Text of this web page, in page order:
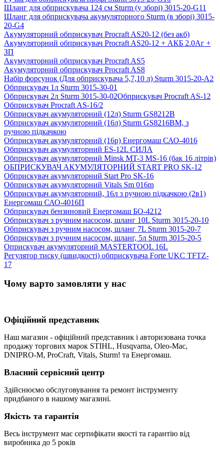
Шланг для обприскувача 124 см Sturm (у зборі) 3015-20-G11
Шланг для обприскувача акумуляторного Sturm (в зборі) 3015-
20-G4
Акумуляторний обприскувач Procraft AS20-12 (без акб)
Акумуляторний обприскувач Procraft AS20-12 + АКБ 2.0Аг +
ЗП
Акумуляторний обприскувач Procraft AS5
Акумуляторний обприскувач Procraft AS8
Набір форсунок (Для обприскувача 5,7,10 л) Sturm 3015-20-A2
Обприскувач 1л Sturm 3015-30-01
Обприскувач 2л Sturm 3015-30-02Обприскувач Procraft AS-12
Обприскувач Procraft AS-16/2
Обприскувач акумуляторний (12л) Sturm GS8212B
Обприскувач акумуляторний (16л) Sturm GS8216BM, з
ручною підкачкою
Обприскувач акумуляторний (16р) Енергомаш САО-4016
Обприскувач акумуляторний ES-12L СИЛА
Обприскувач акумуляторний Minsk MT-3 MS-16 (бак 16 літрів)
ОБПРИСКУВАЧ АКУМУЛЯТОРНИЙ START PRO SK-12
Обприскувач акумуляторний Start Pro SK-16
Обприскувач акумуляторний Vitals Sm 016m
Обприскувач акумуляторний, 16л з ручною підкачкою (2в1)
Енергомаш САО-4016П
Обприскувач бензиновий Енергомаш БО-4212
Обприскувач з ручним насосом, шланг 10L Sturm 3015-20-10
Обприскувач з ручним насосом, шланг 7L Sturm 3015-20-7
Обприскувач з ручним насосом, шланг, 5л Sturm 3015-20-5
Оприскувач акумуляторний MASTERTOOL 16L
Регулятор тиску (швидкості) обприскувача Forte UKC TFTZ-
17
Чому варто замовляти у нас
Офіційний представник
Наш магазин - офіційний представник і авторизована точка
продажу торгових марок STIHL, Husqvarna, Oleo-Mac,
DNIPRO-M, ProCraft, Vitals, Sturm! та Енергомаш.
Власний сервісний центр
Здійснюємо обслуговування та ремонт інструменту
придбаного в нашому магазині.
Якість та гарантія
Весь інструмент має сертифікати якості та гарантію від
виробника до 5 років